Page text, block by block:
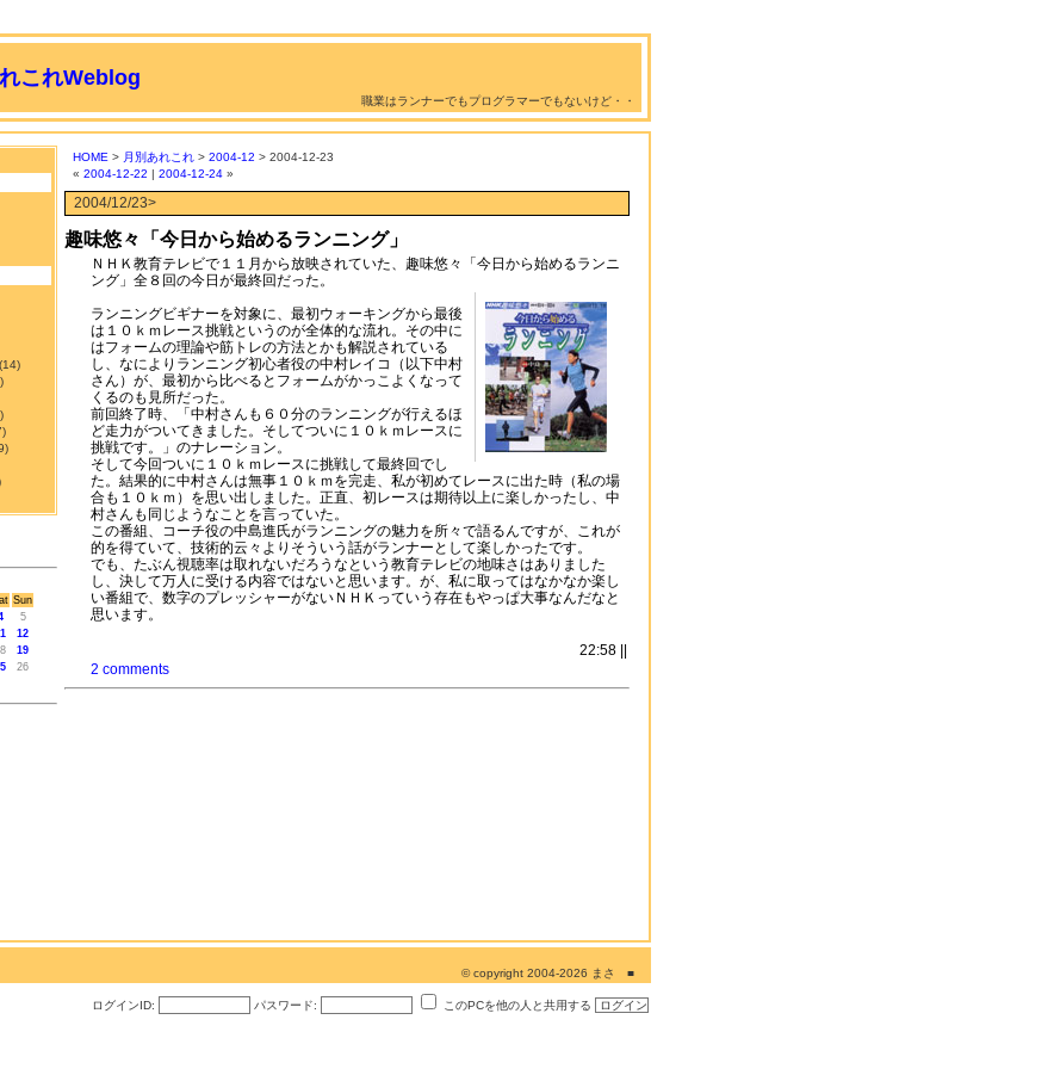
これWeblog
職業はランナーでもプログラマーでもないけど・・
(14)
Sun
5
12
19
26
HOME > 月別あれこれ > 2004-12 > 2004-12-23
« 2004-12-22 | 2004-12-24 »
2004/12/23>
趣味悠々「今日から始めるランニング」
ＮＨＫ教育テレビで１１月から放映されていた、趣味悠々「今日から始めるランニ
ング」全８回の今日が最終回だった。
ランニングビギナーを対象に、最初ウォーキングから最後
は１０ｋｍレース挑戦というのが全体的な流れ。その中に
はフォームの理論や筋トレの方法とかも解説されている
し、なによりランニング初心者役の中村レイコ（以下中村
さん）が、最初から比べるとフォームがかっこよくなって
くるのも見所だった。
前回終了時、「中村さんも６０分のランニングが行えるほ
ど走力がついてきました。そしてついに１０ｋｍレースに
挑戦です。」のナレーション。
そして今回ついに１０ｋｍレースに挑戦して最終回でし
た。結果的に中村さんは無事１０ｋｍを完走、私が初めてレースに出た時（私の場
合も１０ｋｍ）を思い出しました。正直、初レースは期待以上に楽しかったし、中
村さんも同じようなことを言っていた。
この番組、コーチ役の中島進氏がランニングの魅力を所々で語るんですが、これが
的を得ていて、技術的云々よりそういう話がランナーとして楽しかったです。
でも、たぶん視聴率は取れないだろうなという教育テレビの地味さはありました
し、決して万人に受ける内容ではないと思います。が、私に取ってはなかなか楽し
い番組で、数字のプレッシャーがないＮＨＫっていう存在もやっぱ大事なんだなと
思います。
22:58 ||
2 comments
© copyright 2004-2026 まさ ■
ログインID: パスワード: このPCを他の人と共用する